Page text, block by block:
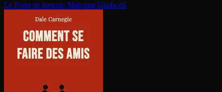
Le Point de bascule Malcolm Gladwell